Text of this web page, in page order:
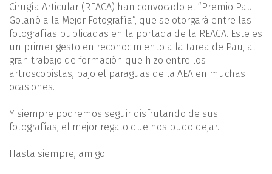
Cirugía Articular (REACA) han convocado el “Premio Pau
Golanó a la Mejor Fotografía”, que se otorgará entre las
fotografías publicadas en la portada de la REACA. Este es
un primer gesto en reconocimiento a la tarea de Pau, al
gran trabajo de formación que hizo entre los
artroscopistas, bajo el paraguas de la AEA en muchas
ocasiones.
Y siempre podremos seguir disfrutando de sus
fotografías, el mejor regalo que nos pudo dejar.
Hasta siempre, amigo.